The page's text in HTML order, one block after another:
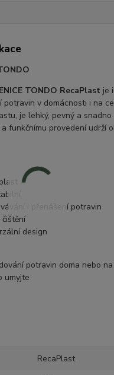
TONDO RecaPlast je
potravin v domácnosti i na
je lehký, pevný a snadno
funkčnímu provedení udrží
i přenášení potravin
design
potravin doma nebo
umyjte
RecaPlast